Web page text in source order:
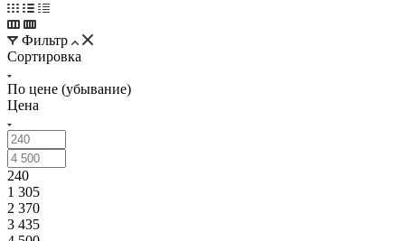
Фильтр
Сортировка
По цене (убывание)
Цена
240
1 305
2 370
3 435